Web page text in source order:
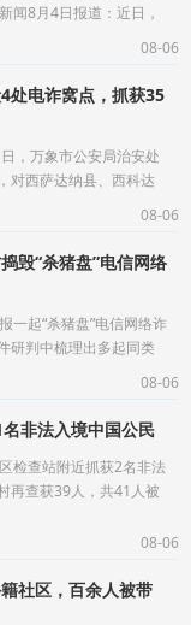
闻8月4日报道：近日，
08-06
处电诈窝点，抓获35
，万象市公安局治安处
对西萨达纳县、西科达
08-06
毁“杀猪盘”电信网络
一起“杀猪盘”电信网络诈
研判中梳理出多起同类
08-06
非法入境中国公民
检查站附近抓获2名非法
再查获39人，共41人被
08-06
社区，百余人被带